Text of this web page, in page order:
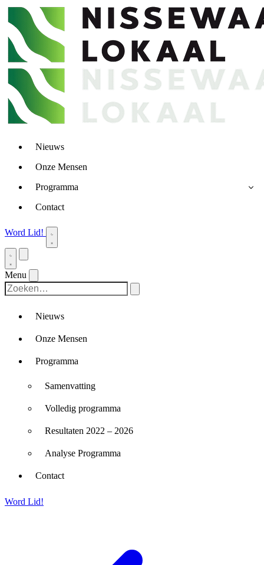
Nieuws
Onze Mensen
Programma
Contact
Word Lid!
Menu
Nieuws
Onze Mensen
Programma
Samenvatting
Volledig programma
Resultaten 2022 – 2026
Analyse Programma
Contact
Word Lid!